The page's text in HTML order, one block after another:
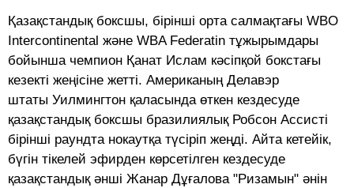
Қазақстандық боксшы, бірінші орта салмақтағы WBO
Intercontinental және WBA Federatin тұжырымдары
бойынша чемпион Қанат Ислам кәсіпқой бокстағы
кезекті жеңісіне жетті. Американың Делавэр
штаты Уилмингтон қаласында өткен кездесуде
қазақстандық боксшы бразилиялық Робсон Ассисті
бірінші раундта нокаутқа түсіріп жеңді. Айта кетейік,
бүгін тікелей эфирден көрсетілген кездесуде
қазақстандық әнші Жанар Дұғалова "Ризамын" әнін